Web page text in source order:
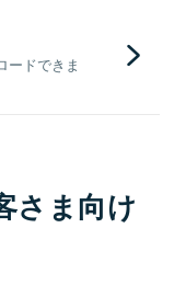
ードできま
さま向け